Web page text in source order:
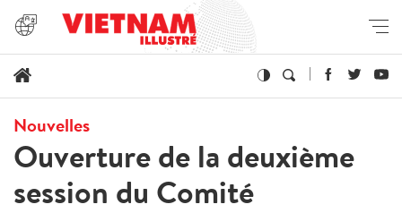
Nouvelles
Ouverture de la deuxième
session du Comité